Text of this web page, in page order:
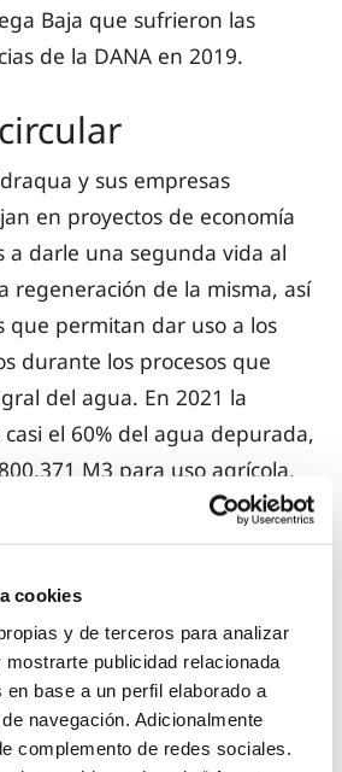
cookies
y de terceros para analizar
publicidad relacionada
base a un perfil elaborado a
navegación. Adicionalmente
complemento de redes sociales.
Baja que sufrieron las
de la DANA en 2019.
y sus empresas
en proyectos de economía
a darle una segunda vida al
regeneración de la misma, así
que permitan dar uso a los
durante los procesos que
del agua. En 2021 la
el 60% del agua depurada,
M3 para uso agrícola,
entre otros. Un valor
ya que la media de
que la compañía ha concluido
unas semanas en el que, de la
universidades y empresa
la financiación de la UE, se